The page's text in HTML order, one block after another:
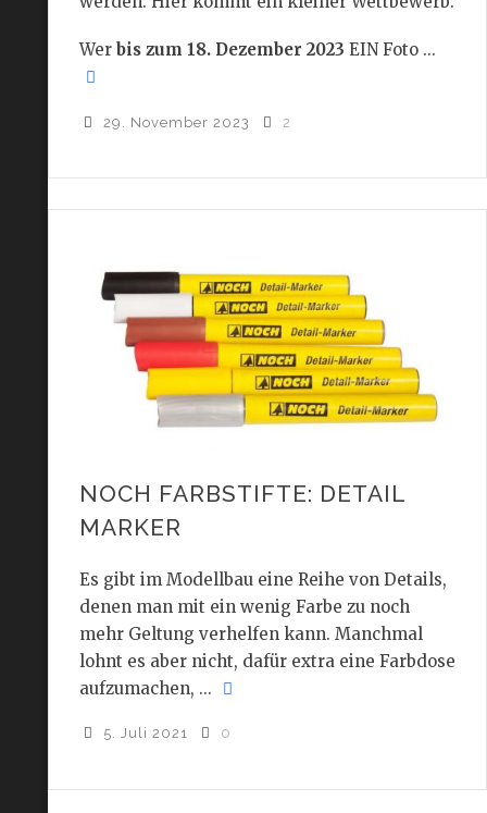
Wer bis zum 18. Dezember 2023 EIN Foto ...
29. November 2023 2
NOCH FARBSTIFTE: DETAIL
MARKER
Es gibt im Modellbau eine Reihe von Details,
denen man mit ein wenig Farbe zu noch
mehr Geltung verhelfen kann. Manchmal
lohnt es aber nicht, dafür extra eine Farbdose
aufzumachen, ...
5. Juli 2021 0